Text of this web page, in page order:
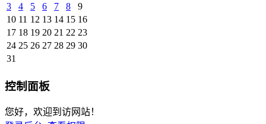
3
4 5 6 7 8
9
10 11 12 13 14 15 16
17 18 19 20 21 22 23
24 25 26 27 28 29 30
31
控制面板
您好，欢迎到访网站！